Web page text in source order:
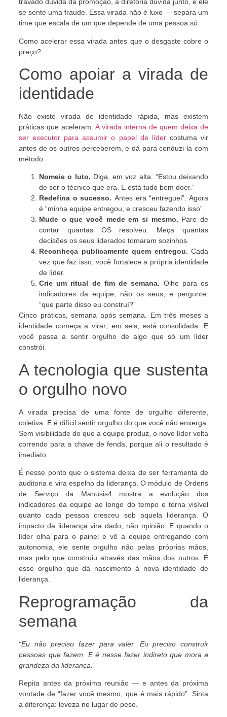
travado duvida da promoção, a diretoria duvida junto, e ele
se sente uma fraude. Essa virada não é luxo — separa um
time que escala de um que depende de uma pessoa só.
Como acelerar essa virada antes que o desgaste cobre o
preço?
Como apoiar a virada de
identidade
Não existe virada de identidade rápida, mas existem
práticas que aceleram. A virada interna de quem deixa de
ser executor para assumir o papel de lídercostuma vir
antes de os outros perceberem, e dá para conduzi-la com
método:
Nomeie o luto. Diga, em voz alta: “Estou deixando
de ser o técnico que era. E está tudo bem doer.”
Redefina o sucesso. Antes era “entreguei”. Agora
é “minha equipe entregou, e cresceu fazendo isso”.
Mude o que você mede em si mesmo. Pare de
contar quantas OS resolveu. Meça quantas
decisões os seus liderados tomaram sozinhos.
Reconheça publicamente quem entregou. Cada
vez que faz isso, você fortalece a própria identidade
de líder.
Crie um ritual de fim de semana. Olhe para os
indicadores da equipe, não os seus, e pergunte:
“que parte disso eu construí?”
Cinco práticas, semana após semana. Em três meses a
identidade começa a virar; em seis, está consolidada. E
você passa a sentir orgulho de algo que só um líder
constrói.
A tecnologia que sustenta
o orgulho novo
A virada precisa de uma fonte de orgulho diferente,
coletiva. E é difícil sentir orgulho do que você não enxerga.
Sem visibilidade do que a equipe produz, o novo líder volta
correndo para a chave de fenda, porque ali o resultado é
imediato.
É nesse ponto que o sistema deixa de ser ferramenta de
auditoria e vira espelho da liderança. O módulo de Ordens
de Serviço da Manusis4 mostra a evolução dos
indicadores da equipe ao longo do tempo e torna visível
quanto cada pessoa cresceu sob aquela liderança. O
impacto da liderança vira dado, não opinião. E quando o
líder olha para o painel e vê a equipe entregando com
autonomia, ele sente orgulho não pelas próprias mãos,
mas pelo que construiu através das mãos dos outros. É
esse orgulho que dá nascimento à nova identidade de
liderança.
Reprogramação da
semana
“Eu não preciso fazer para valer. Eu preciso construir
pessoas que fazem. E é nesse fazer indireto que mora a
grandeza da liderança.”
Repita antes da próxima reunião — e antes da próxima
vontade de “fazer você mesmo, que é mais rápido”. Sinta
a diferença: leveza no lugar de peso.